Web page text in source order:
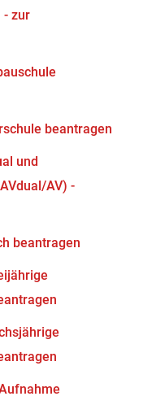
- zur
beantragen
und
AV) -
beantragen